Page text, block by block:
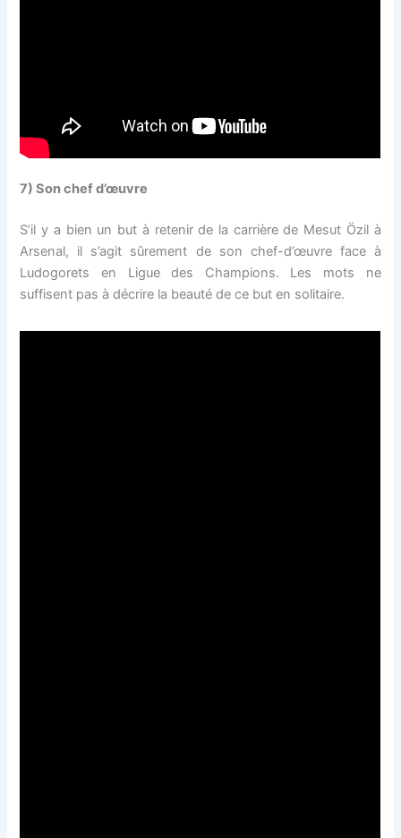
7) Son chef d’œuvre
S’il y a bien un but à retenir de la carrière de Mesut Özil à
Arsenal, il s’agit sûrement de son chef-d’œuvre face à
Ludogorets en Ligue des Champions. Les mots ne
suffisent pas à décrire la beauté de ce but en solitaire.